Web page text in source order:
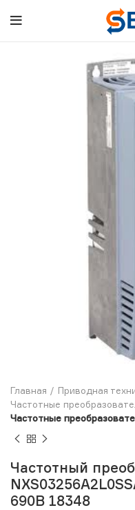
Главная
Приводная
Частотные
Частотные
Частотный
690В 18348